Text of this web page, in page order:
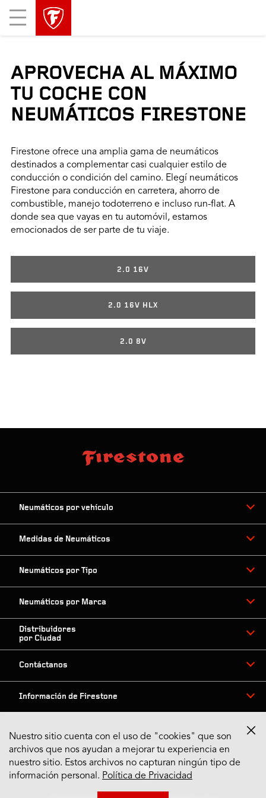
Mobile
Menu
APROVECHA AL MÁXIMO
TU COCHE CON
NEUMÁTICOS FIRESTONE
Firestone ofrece una amplia gama de neumáticos
destinados a complementar casi cualquier estilo de
conducción o condición del camino. Elegí neumáticos
Firestone para conducción en carretera, ahorro de
combustible, manejo todoterreno e incluso run-flat. A
donde sea que vayas en tu automóvil, estamos
emocionados de ser parte de tu viaje.
2.0 16V
2.0 16V HLX
2.0 8V
Neumáticos por vehículo
Medidas de Neumáticos
Neumáticos por Tipo
Neumáticos por Marca
Distribuidores
por Ciudad
Contáctanos
Información de Firestone
Síguenos en Redes
Nuestro sitio cuenta con el uso de "cookies" que son
archivos que nos ayudan a mejorar tu experiencia en
nuestro sitio. Estos archivos no capturan ningún tipo de
información personal. Política de Privacidad